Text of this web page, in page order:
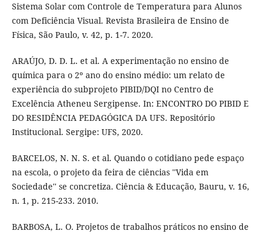
Sistema Solar com Controle de Temperatura para Alunos
com Deficiência Visual. Revista Brasileira de Ensino de
Física, São Paulo, v. 42, p. 1-7. 2020.
ARAÚJO, D. D. L. et al. A experimentação no ensino de
química para o 2º ano do ensino médio: um relato de
experiência do subprojeto PIBID/DQI no Centro de
Excelência Atheneu Sergipense. In: ENCONTRO DO PIBID E
DO RESIDÊNCIA PEDAGÓGICA DA UFS. Repositório
Institucional. Sergipe: UFS, 2020.
BARCELOS, N. N. S. et al. Quando o cotidiano pede espaço
na escola, o projeto da feira de ciências ''Vida em
Sociedade'' se concretiza. Ciência & Educação, Bauru, v. 16,
n. 1, p. 215-233. 2010.
BARBOSA, L. O. Projetos de trabalhos práticos no ensino de